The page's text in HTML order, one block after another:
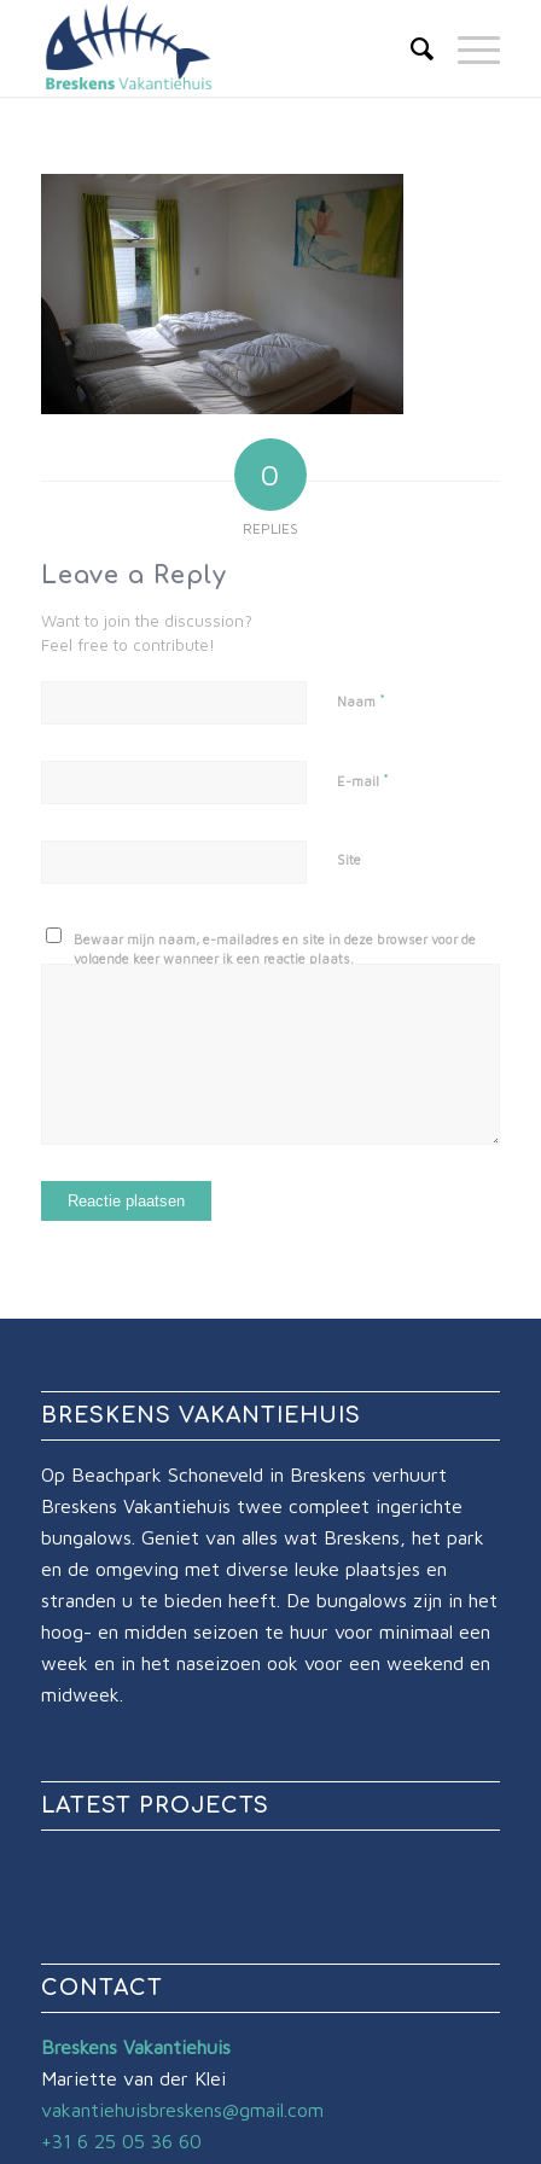
0
REPLIES
Leave a Reply
Want to join the discussion?
Feel free to contribute!
Naam *
E-mail *
Site
Bewaar mijn naam, e-mailadres en site in deze browser voor de
volgende keer wanneer ik een reactie plaats.
BRESKENS VAKANTIEHUIS
Op Beachpark Schoneveld in Breskens verhuurt
Breskens Vakantiehuis twee compleet ingerichte
bungalows. Geniet van alles wat Breskens, het park
en de omgeving met diverse leuke plaatsjes en
stranden u te bieden heeft. De bungalows zijn in het
hoog- en midden seizoen te huur voor minimaal een
week en in het naseizoen ook voor een weekend en
midweek.
LATEST PROJECTS
CONTACT
Breskens Vakantiehuis
Mariette van der Klei
vakantiehuisbreskens@gmail.com
+31 6 25 05 36 60